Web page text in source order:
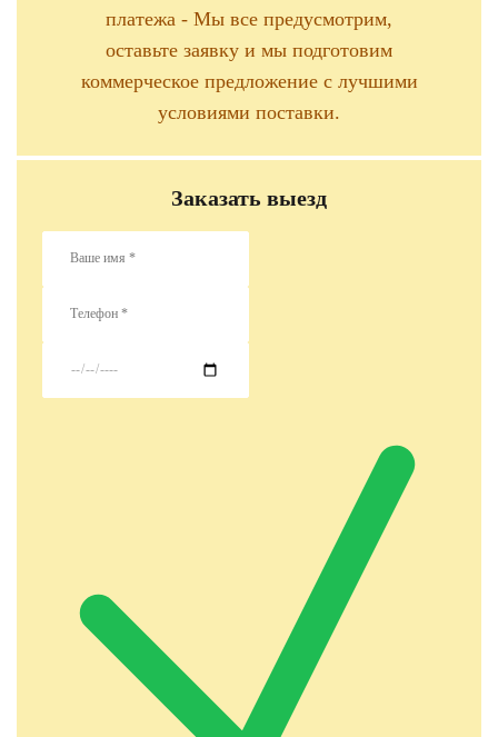
платежа - Мы все предусмотрим,
оставьте заявку и мы подготовим
коммерческое предложение с лучшими
условиями поставки.
Заказать выезд